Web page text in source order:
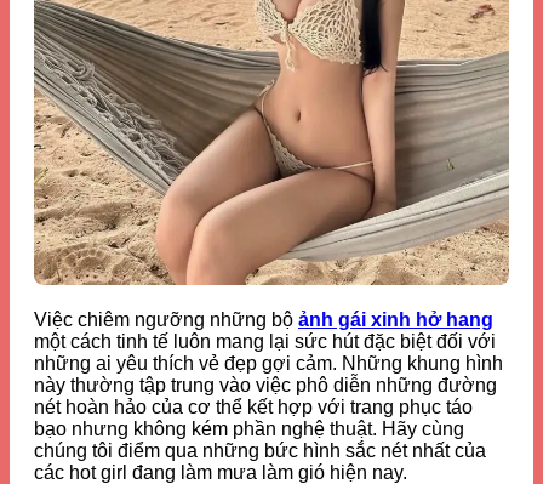
Việc chiêm ngưỡng những bộ ảnh gái xinh hở hang
một cách tinh tế luôn mang lại sức hút đặc biệt đối với
những ai yêu thích vẻ đẹp gợi cảm. Những khung hình
này thường tập trung vào việc phô diễn những đường
nét hoàn hảo của cơ thể kết hợp với trang phục táo
bạo nhưng không kém phần nghệ thuật. Hãy cùng
chúng tôi điểm qua những bức hình sắc nét nhất của
các hot girl đang làm mưa làm gió hiện nay.